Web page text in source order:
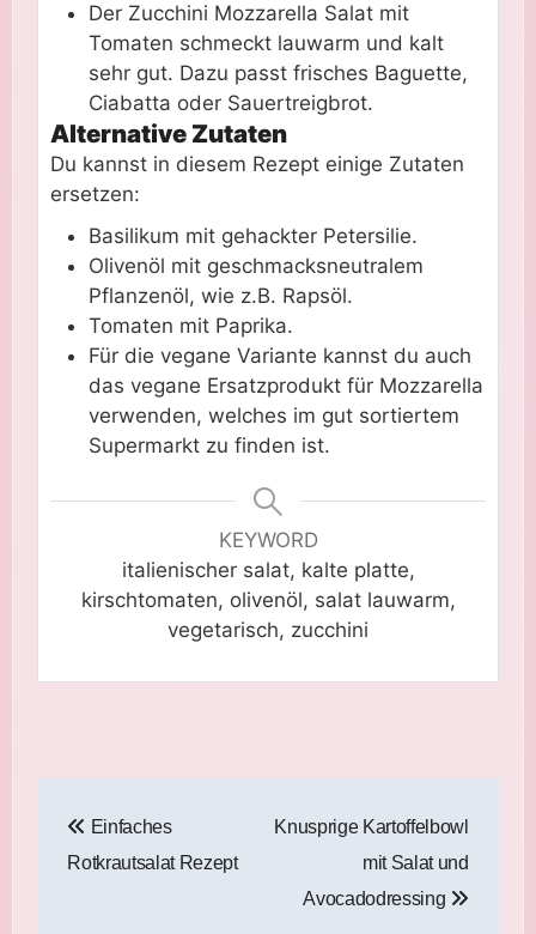
Der Zucchini Mozzarella Salat mit
Tomaten schmeckt lauwarm und kalt
sehr gut. Dazu passt frisches Baguette,
Ciabatta oder Sauertreigbrot.
Alternative Zutaten
Du kannst in diesem Rezept einige Zutaten
ersetzen:
Basilikum mit gehackter Petersilie.
Olivenöl mit geschmacksneutralem
Pflanzenöl, wie z.B. Rapsöl.
Tomaten mit Paprika.
Für die vegane Variante kannst du auch
das vegane Ersatzprodukt für Mozzarella
verwenden, welches im gut sortiertem
Supermarkt zu finden ist.
KEYWORD
italienischer salat, kalte platte,
kirschtomaten, olivenöl, salat lauwarm,
vegetarisch, zucchini
Einfaches
Rotkrautsalat Rezept
Knusprige Kartoffelbowl
mit Salat und
Avocadodressing